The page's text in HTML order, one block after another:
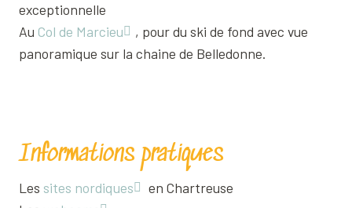
exceptionnelle
Au Col de Marcieu
, pour du ski de fond avec vue
panoramique sur la chaine de Belledonne.
Informations pratiques
Les sites nordiques
en Chartreuse